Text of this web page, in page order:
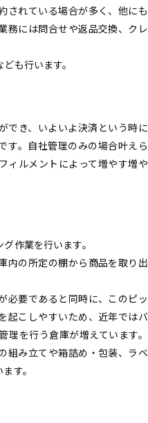
されている場合が多く、他にも
務には問合せや返品交換、クレ
も行います。
でき、いよいよ決済という時に
す。自社管理のみの場合叶えら
ィルメントによって増やす増や
作業を行います。
内の所定の棚から商品を取り出
必要であると同時に、このピッ
起こしやすいため、近年ではバ
を行う倉庫が増えています。
組み立てや箱詰め・包装、ラベ
す。